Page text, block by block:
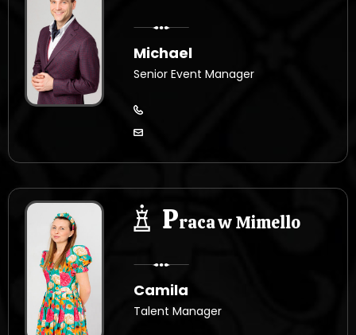
Michael
Senior Event Manager
Praca w Mimello
Camila
Talent Manager